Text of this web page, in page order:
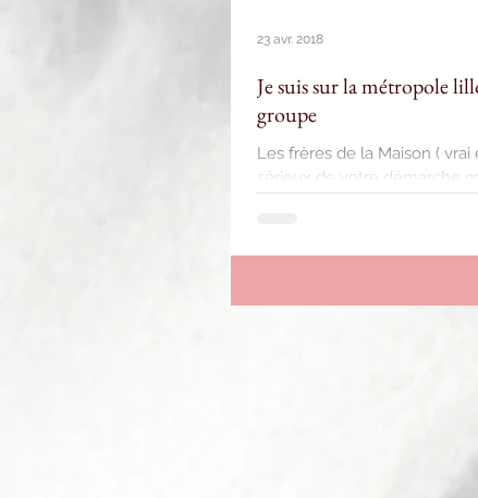
Je suis sur la métropole
groupe
Les frères de la Maison (
sérieux de votre démarche
23 avr. 2018